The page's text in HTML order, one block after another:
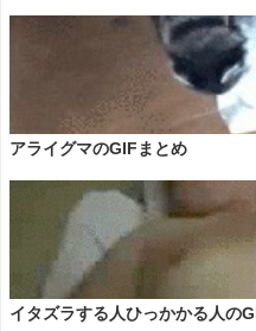
アライグマのGIFまとめ
イタズラする人ひっかかる人の